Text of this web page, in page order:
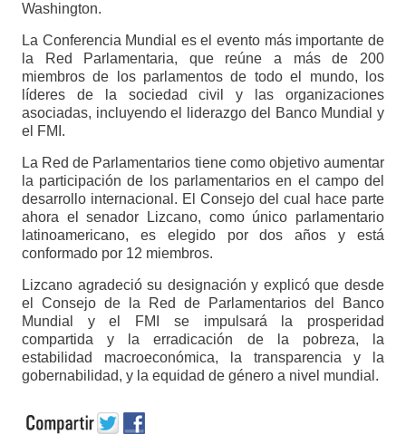
Washington.
La Conferencia Mundial es el evento más importante de
la Red Parlamentaria, que reúne a más de 200
miembros de los parlamentos de todo el mundo, los
líderes de la sociedad civil y las organizaciones
asociadas, incluyendo el liderazgo del Banco Mundial y
el FMI.
La Red de Parlamentarios tiene como objetivo aumentar
la participación de los parlamentarios en el campo del
desarrollo internacional. El Consejo del cual hace parte
ahora el senador Lizcano, como único parlamentario
latinoamericano, es elegido por dos años y está
conformado por 12 miembros.
Lizcano agradeció su designación y explicó que desde
el Consejo de la Red de Parlamentarios del Banco
Mundial y el FMI se impulsará la prosperidad
compartida y la erradicación de la pobreza, la
estabilidad macroeconómica, la transparencia y la
gobernabilidad, y la equidad de género a nivel mundial.